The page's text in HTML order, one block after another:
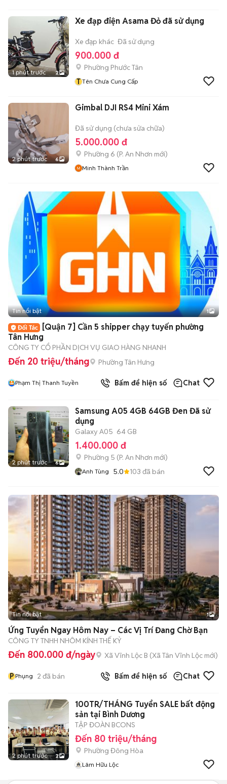
1 phút trước 2
Xe đạp điện Asama Đỏ đã sử dụng
Xe đạp khác Đã sử dụng
900.000 đ
Phường Phước Tân
T Tên Chưa Cung Cấp
2 phút trước 6
Gimbal DJI RS4 Mini Xám
Đã sử dụng (chưa sửa chữa)
5.000.000 đ
Phường 6 (P. An Nhơn mới)
Minh Thành Trần
Tin nổi bật 1
[Quận 7] Cần 5 shipper chạy tuyến phường
Tân Hưng
CÔNG TY CỔ PHẦN DỊCH VỤ GIAO HÀNG NHANH
Đến 20 triệu/tháng Phường Tân Hưng
Phạm Thị Thanh Tuyền Bấm để hiện số Chat
2 phút trước 6
Samsung A05 4GB 64GB Đen Đã sử
dụng
Galaxy A05 64 GB
1.400.000 đ
Phường 5 (P. An Nhơn mới)
Anh Tùng 5.0 103 đã bán
Tin nổi bật 1
Ứng Tuyển Ngay Hôm Nay – Các Vị Trí Đang Chờ Bạn
CÔNG TY TNHH NHÔM KÍNH THẾ KỶ
Đến 800.000 đ/ngày Xã Vĩnh Lộc B (Xã Tân Vĩnh Lộc mới)
P Phụng 2 đã bán Bấm để hiện số Chat
2 phút trước 2
100TR/THÁNG Tuyển SALE bất động
sản tại Bình Dương
TẬP ĐOÀN BCONS
Đến 80 triệu/tháng
Phường Đông Hòa
Lâm Hữu Lộc